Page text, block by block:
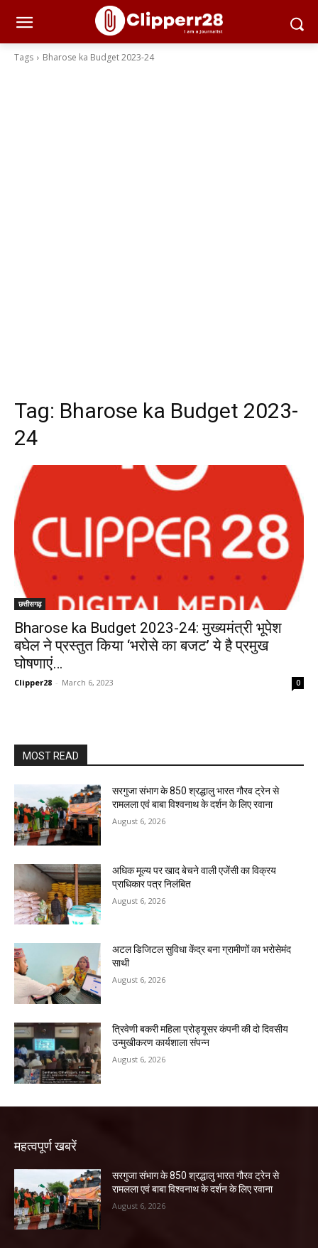
Tags Bharose ka Budget 2023-24
Tag: Bharose ka Budget 2023-
24
छत्तीसगढ़
Bharose ka Budget 2023-24: मुख्यमंत्री भूपेश
बघेल ने प्रस्तुत किया ‘भरोसे का बजट’ ये है प्रमुख
घोषणाएं…
Clipper28 - March 6, 2023 0
MOST READ
सरगुजा संभाग के 850 श्रद्धालु भारत गौरव ट्रेन से
रामलला एवं बाबा विश्वनाथ के दर्शन के लिए रवाना
August 6, 2026
अधिक मूल्य पर खाद बेचने वाली एजेंसी का विक्रय
प्राधिकार पत्र निलंबित
August 6, 2026
अटल डिजिटल सुविधा केंद्र बना ग्रामीणों का भरोसेमंद
साथी
August 6, 2026
त्रिवेणी बकरी महिला प्रोड्यूसर कंपनी की दो दिवसीय
उन्मुखीकरण कार्यशाला संपन्न
August 6, 2026
महत्वपूर्ण खबरें
सरगुजा संभाग के 850 श्रद्धालु भारत गौरव ट्रेन से
रामलला एवं बाबा विश्वनाथ के दर्शन के लिए रवाना
August 6, 2026